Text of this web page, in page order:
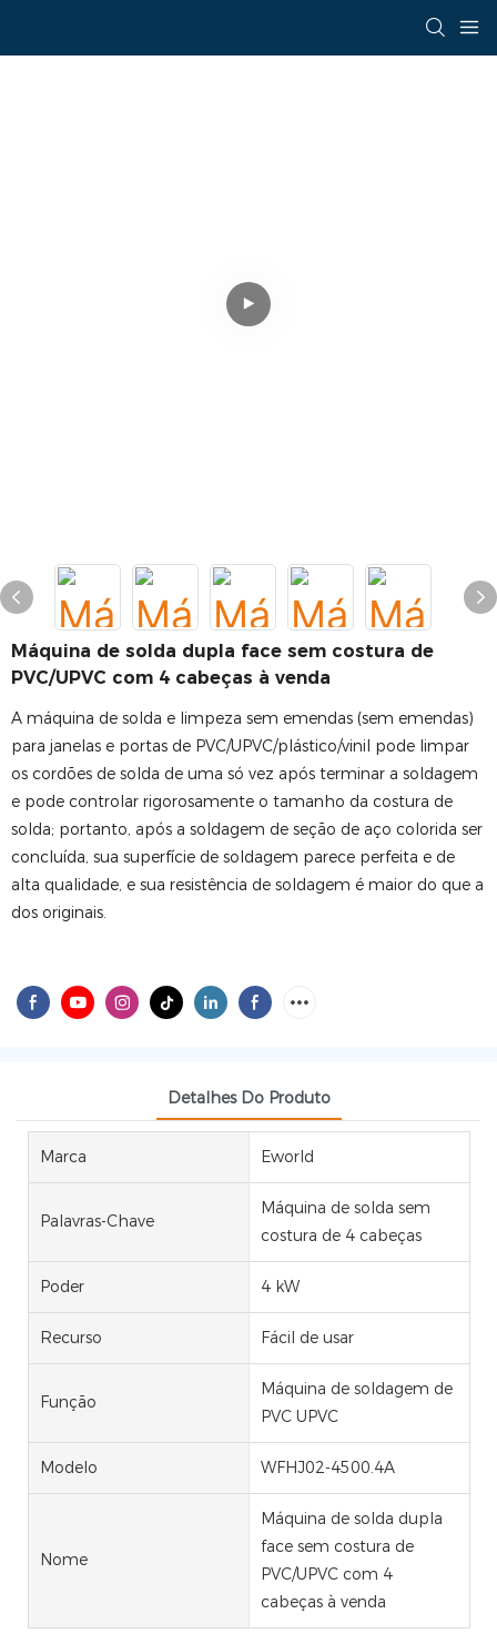
Máquina de solda dupla face sem costura de
PVC/UPVC com 4 cabeças à venda
A máquina de solda e limpeza sem emendas (sem emendas)
para janelas e portas de PVC/UPVC/plástico/vinil pode limpar
os cordões de solda de uma só vez após terminar a soldagem
e pode controlar rigorosamente o tamanho da costura de
solda; portanto, após a soldagem de seção de aço colorida ser
concluída, sua superfície de soldagem parece perfeita e de
alta qualidade, e sua resistência de soldagem é maior do que a
dos originais.
Detalhes Do Produto
Marca Eworld
Palavras-Chave
Máquina de solda sem
costura de 4 cabeças
Poder 4 kW
Recurso Fácil de usar
Função
Máquina de soldagem de
PVC UPVC
Modelo WFHJ02-4500.4A
Nome
Máquina de solda dupla
face sem costura de
PVC/UPVC com 4
cabeças à venda